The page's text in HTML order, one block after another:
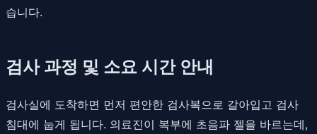
습니다.
검사 과정 및 소요 시간 안내
검사실에 도착하면 먼저 편안한 검사복으로 갈아입고 검사
침대에 눕게 됩니다. 의료진이 복부에 초음파 젤을 바르는데,